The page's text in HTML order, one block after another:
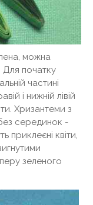
можна
Для початку
частині
і нижній лівій
Хризантеми з
серединок -
приклеєні квіти,
зеленого